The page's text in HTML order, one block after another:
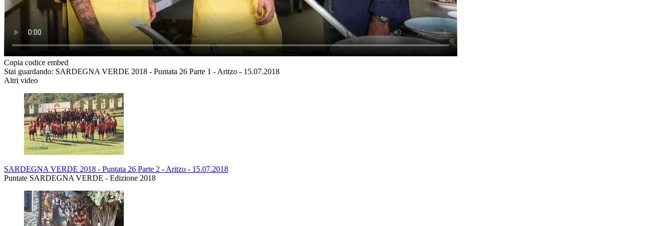
Copia codice embed
Stai guardando: SARDEGNA VERDE 2018 - Puntata 26 Parte 1 - Aritzo - 15.07.2018
Altri video
SARDEGNA VERDE 2018 - Puntata 26 Parte 2 - Aritzo - 15.07.2018
Puntate SARDEGNA VERDE - Edizione 2018